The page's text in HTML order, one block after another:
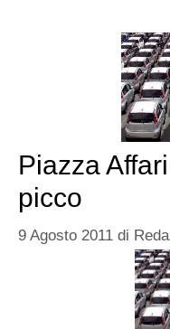
Piazza
picco
9 Agosto 2011 di